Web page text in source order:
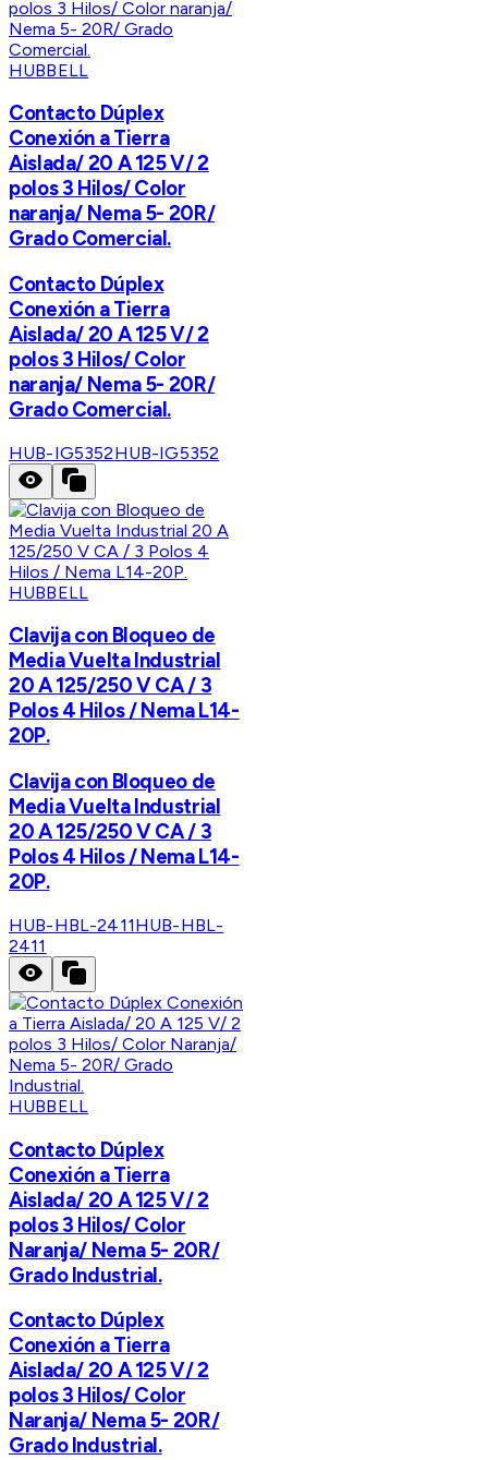
HUBBELL
Contacto Dúplex
Conexión a Tierra
Aislada/ 20 A 125 V/ 2
polos 3 Hilos/ Color
naranja/ Nema 5- 20R/
Grado Comercial.
Contacto Dúplex
Conexión a Tierra
Aislada/ 20 A 125 V/ 2
polos 3 Hilos/ Color
naranja/ Nema 5- 20R/
Grado Comercial.
HUB-IG5352HUB-IG5352
HUBBELL
Clavija con Bloqueo de
Media Vuelta Industrial
20 A 125/250 V CA / 3
Polos 4 Hilos / Nema L14-
20P.
Clavija con Bloqueo de
Media Vuelta Industrial
20 A 125/250 V CA / 3
Polos 4 Hilos / Nema L14-
20P.
HUB-HBL-2411HUB-HBL-
2411
HUBBELL
Contacto Dúplex
Conexión a Tierra
Aislada/ 20 A 125 V/ 2
polos 3 Hilos/ Color
Naranja/ Nema 5- 20R/
Grado Industrial.
Contacto Dúplex
Conexión a Tierra
Aislada/ 20 A 125 V/ 2
polos 3 Hilos/ Color
Naranja/ Nema 5- 20R/
Grado Industrial.